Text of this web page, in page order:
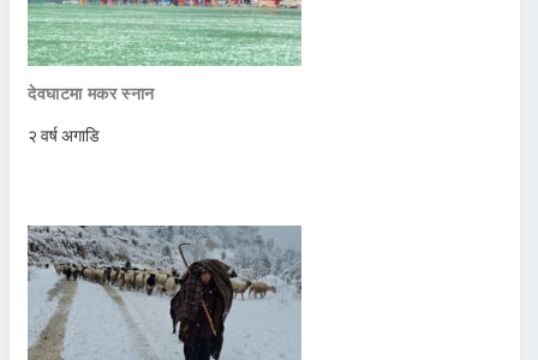
देवघाटमा मकर स्नान
२ वर्ष अगाडि